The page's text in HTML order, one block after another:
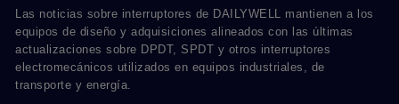
Las noticias sobre interruptores de DAILYWELL mantienen a los
equipos de diseño y adquisiciones alineados con las últimas
actualizaciones sobre DPDT, SPDT y otros interruptores
electromecánicos utilizados en equipos industriales, de
transporte y energía.